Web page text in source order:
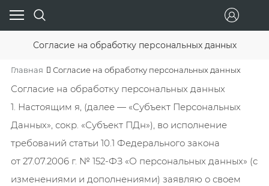
Согласие на обработку персональных данных
Главная Согласие на обработку персональных данных
Согласие на обработку персональных данных
1. Настоящим я, (далее — «Субъект Персональных
Данных», сокр. «Субъект ПДн»), во исполнение
требований статьи 10.1 Федерального закона
от 27.07.2006 г. № 152-ФЗ «О персональных данных» (с
изменениями и дополнениями) заявляю о своем